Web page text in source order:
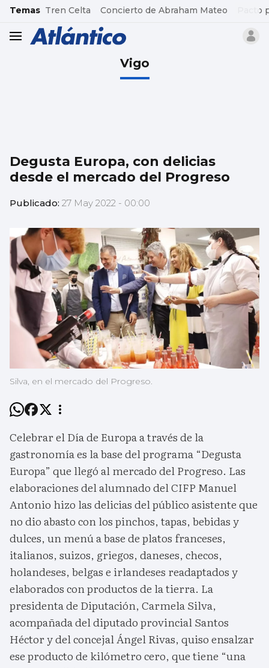
common.go-to-content
Temas Tren Celta Concierto de Abraham Mateo Pacto
header.menu.open
Vigo
Degusta Europa, con delicias
desde el mercado del Progreso
Publicado: 27 May 2022 - 00:00
Silva, en el mercado del Progreso.
Celebrar el Día de Europa a través de la
gastronomía es la base del programa “Degusta
Europa” que llegó al mercado del Progreso. Las
elaboraciones del alumnado del CIFP Manuel
Antonio hizo las delicias del público asistente que
no dio abasto con los pinchos, tapas, bebidas y
dulces, un menú a base de platos franceses,
italianos, suizos, griegos, daneses, checos,
holandeses, belgas e irlandeses readaptados y
elaborados con productos de la tierra. La
presidenta de Diputación, Carmela Silva,
acompañada del diputado provincial Santos
Héctor y del concejal Ángel Rivas, quiso ensalzar
ese producto de kilómetro cero, que tiene “una